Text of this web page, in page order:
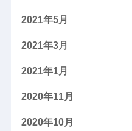
2021年5月
2021年3月
2021年1月
2020年11月
2020年10月